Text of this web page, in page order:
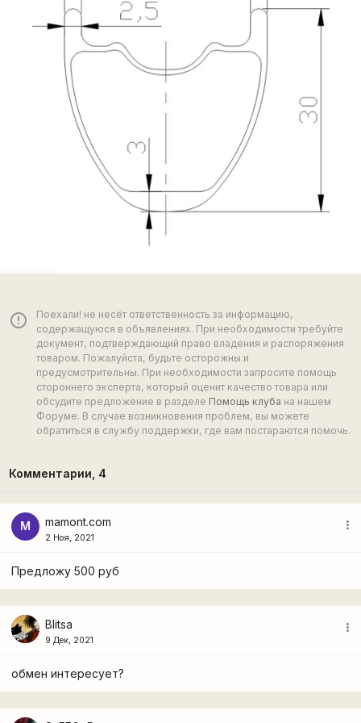
error_outline
Поехали! не несёт ответственность за информацию,
содержащуюся в объявлениях. При необходимости требуйте
документ, подтверждающий право владения и распоряжения
товаром. Пожалуйста, будьте осторожны и
предусмотрительны. При необходимости запросите помощь
стороннего эксперта, который оценит качество товара или
обсудите предложение в разделе Помощь клуба на нашем
Форуме. В случае возникновения проблем, вы можете
обратиться в службу поддержки, где вам постараются помочь.
Комментарии, 4
M mamont.com
2 Ноя, 2021
more_vert
Предложу 500 руб
Blitsa
9 Дек, 2021
more_vert
обмен интересует?